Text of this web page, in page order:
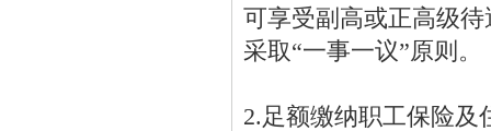
可享受副高或正高级
采取“一事一议”原则。
2.足额缴纳职工保险